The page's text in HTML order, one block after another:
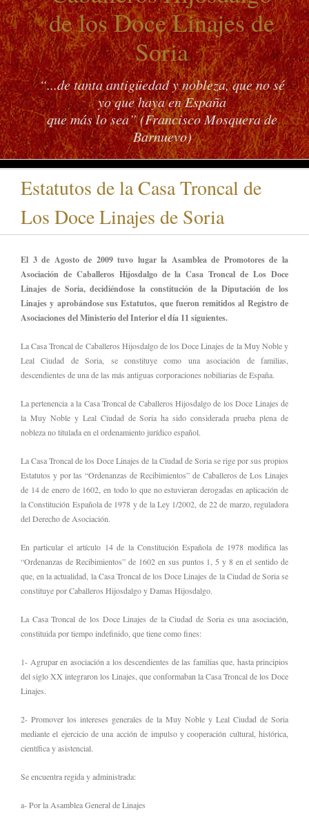
de los Doce Linajes de
Soria
“...de tanta antigüedad y nobleza, que no sé
yo que haya en España
que más lo sea” (Francisco Mosquera de
Barnuevo)
Estatutos de la Casa Troncal de
Los Doce Linajes de Soria
El 3 de Agosto de 2009 tuvo lugar la Asamblea de Promotores de la
Asociación de Caballeros Hijosdalgo de la Casa Troncal de Los Doce
Linajes de Soria, decidiéndose la constitución de la Diputación de los
Linajes y aprobándose sus Estatutos, que fueron remitidos al Registro de
Asociaciones del Ministerio del Interior el día 11 siguientes.
La Casa Troncal de Caballeros Hijosdalgo de los Doce Linajes de la Muy Noble y
Leal Ciudad de Soria, se constituye como una asociación de familias,
descendientes de una de las más antiguas corporaciones nobiliarias de España.
La pertenencia a la Casa Troncal de Caballeros Hijosdalgo de los Doce Linajes de
la Muy Noble y Leal Ciudad de Soria ha sido considerada prueba plena de
nobleza no titulada en el ordenamiento jurídico español.
La Casa Troncal de los Doce Linajes de la Ciudad de Soria se rige por sus propios
Estatutos y por las “Ordenanzas de Recibimientos” de Caballeros de Los Linajes
de 14 de enero de 1602, en todo lo que no estuvieran derogadas en aplicación de
la Constitución Española de 1978 y de la Ley 1/2002, de 22 de marzo, reguladora
del Derecho de Asociación.
En particular el artículo 14 de la Constitución Española de 1978 modifica las
“Ordenanzas de Recibimientos” de 1602 en sus puntos 1, 5 y 8 en el sentido de
que, en la actualidad, la Casa Troncal de los Doce Linajes de la Ciudad de Soria se
constituye por Caballeros Hijosdalgo y Damas Hijosdalgo.
La Casa Troncal de los Doce Linajes de la Ciudad de Soria es una asociación,
constituida por tiempo indefinido, que tiene como fines:
1- Agrupar en asociación a los descendientes de las familias que, hasta principios
del siglo XX integraron los Linajes, que conformaban la Casa Troncal de los Doce
Linajes.
2- Promover los intereses generales de la Muy Noble y Leal Ciudad de Soria
mediante el ejercicio de una acción de impulso y cooperación cultural, histórica,
científica y asistencial.
Se encuentra regida y administrada:
a- Por la Asamblea General de Linajes